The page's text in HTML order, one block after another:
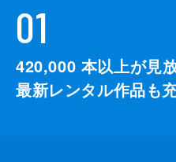
01
420,000 本以上が見
最新レンタル作品も充